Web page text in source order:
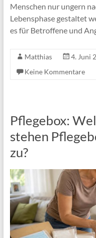
Menschen nur ungern
Lebensphase gestaltet
es für Betroffene und
Matthias 4. Juni
Keine Kommentare
Pflegebox:
stehen
zu?